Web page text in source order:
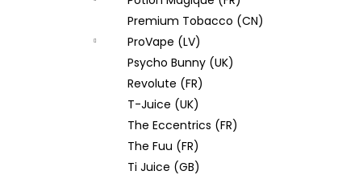
Premium Tobacco (CN)
ProVape (LV)
Psycho Bunny (UK)
Revolute (FR)
T-Juice (UK)
The Eccentrics (FR)
The Fuu (FR)
Ti Juice (GB)